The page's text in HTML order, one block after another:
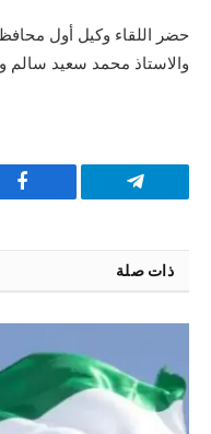
حضر اللقاء وكيل أول
والاستاذ محمد سعيد سالم
تيلقرام
ذات صلة